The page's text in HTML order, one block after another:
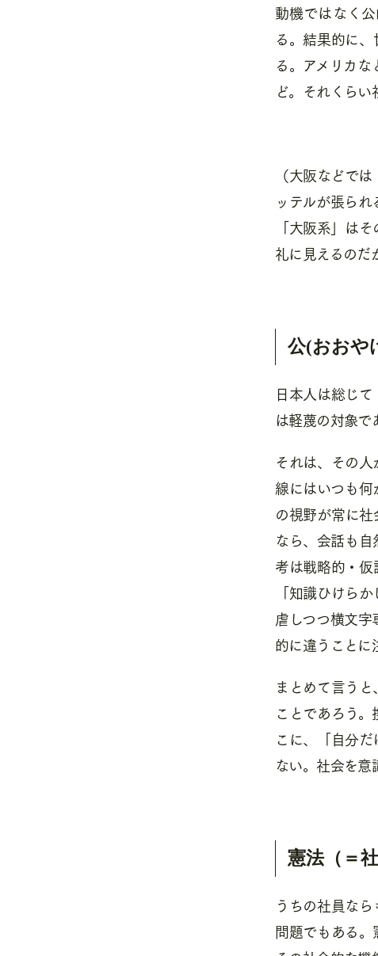
動機ではなく
る。結果的に
る。アメリカ
ど。それくらい
（大阪などで
ッテルが張ら
「大阪系」は
礼に見えるのだ
公(おおや
日本人は総じ
は軽蔑の対象で
それは、その
線にはいつも
の視野が常に
なら、会話も
考は戦略的・
「知識ひけら
虐しつつ横文
的に違うことに
まとめて言う
ことであろう
こに、「自分
ない。社会を意
憲法（＝
うちの社員な
問題でもある。